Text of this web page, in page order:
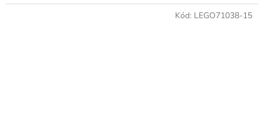
Kód: LEGO71038-15